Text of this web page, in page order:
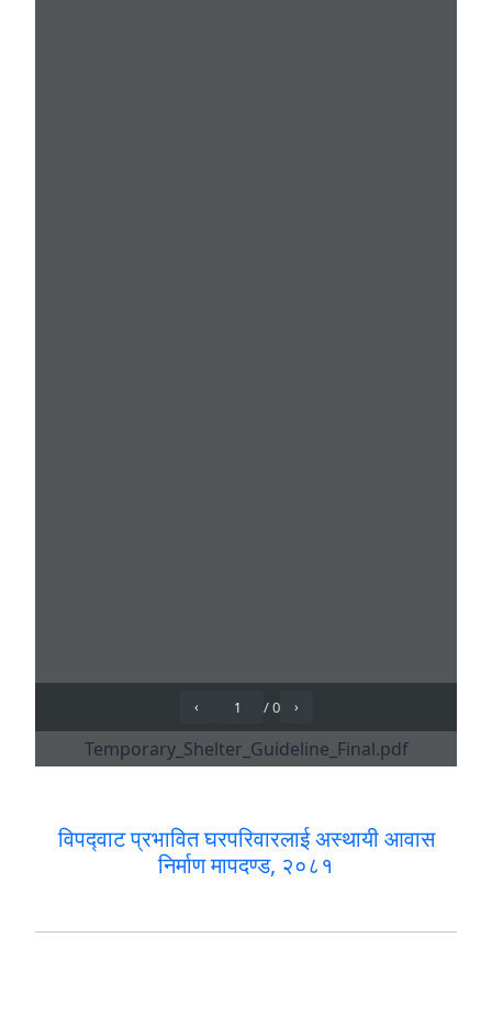
विपद्‍वाट प्रभावित घरपरिवारलाई अस्थायी आवास
निर्माण मापदण्ड, २०८१